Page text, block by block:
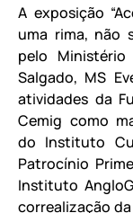
A exposição
uma rima, não
pelo
Salgado, MS
atividades da
Cemig como
do Instituto
Patrocínio
Instituto
correalização